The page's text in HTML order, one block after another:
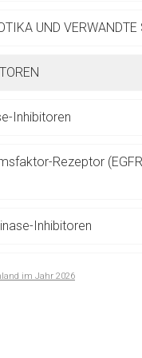
UND VERWANDTE
Inhibitoren
Rezeptor
Inhibitoren
(ALK)-Inhibitoren
im Jahr 2026
Betreiber